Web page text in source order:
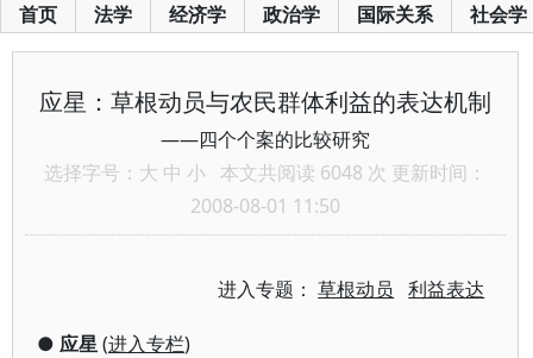
首页 法学 经济学 政治学 国际关系 社会学
应星：草根动员与农民群体利益的表达机制
——四个个案的比较研究
选择字号： 大 中 小 本文共阅读 6048 次 更新时间：
2008-08-01 11:50
进入专题：草根动员 利益表达
● 应星(进入专栏)